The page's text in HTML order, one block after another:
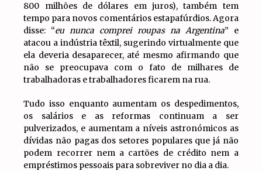
800 milhões de dólares em juros), também tem
tempo para novos comentários estapafúrdios. Agora
disse: “eu nunca comprei roupas na Argentina” e
atacou a indústria têxtil, sugerindo virtualmente que
ela deveria desaparecer, até mesmo afirmando que
não se preocupava com o fato de milhares de
trabalhadoras e trabalhadores ficarem na rua.
Tudo isso enquanto aumentam os despedimentos,
os salários e as reformas continuam a ser
pulverizados, e aumentam a níveis astronómicos as
dívidas não pagas dos setores populares que já não
podem recorrer nem a cartões de crédito nem a
empréstimos pessoais para sobreviver no dia a dia.